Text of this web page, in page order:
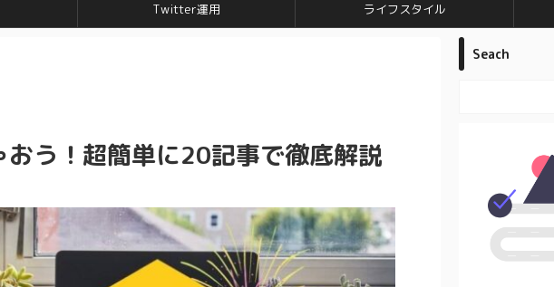
Twitter運用 ライフスタイル
う！超簡単に20記事で徹底解説
Seach